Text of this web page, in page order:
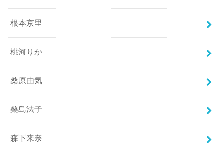
根本京里
桃河りか
桑原由気
桑島法子
森下来奈